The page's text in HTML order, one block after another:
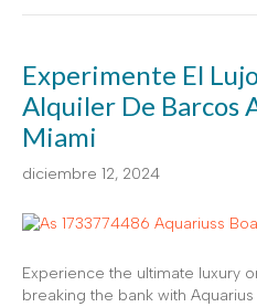
Experimente El
Alquiler De Barcos
Miami
diciembre 12, 2024
Experience the ultimate luxury
breaking the bank with